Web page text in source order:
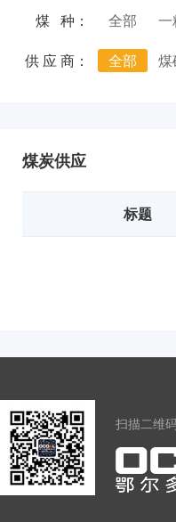
煤 种：
全部 一
供 应 商：
全部 煤
煤炭供应
标题
扫描二维